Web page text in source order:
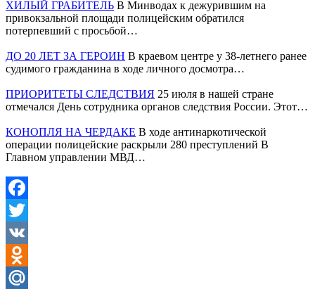
ХИЛЫЙ ГРАБИТЕЛЬ В Минводах к дежурившим на
привокзальной площади полицейским обратился
потерпевший с просьбой…
ДО 20 ЛЕТ ЗА ГЕРОИН В краевом центре у 38-летнего ранее
судимого гражданина в ходе личного досмотра…
ПРИОРИТЕТЫ СЛЕДСТВИЯ 25 июля в нашей стране
отмечался День сотрудника органов следствия России. Этот…
КОНОПЛЯ НА ЧЕРДАКЕ В ходе антинаркотической
операции полицейские раскрыли 280 преступлений В
Главном управлении МВД…
Facebook
Twitter
VK
Odnoklassniki